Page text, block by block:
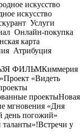
искусство
Услуги
Онлайн-покупка
карта
Атрибуция
ФИЛЬМКиммерия
Проект «Видеть
проектыНовая
мгновения «Дня
день погожий»
Встречи у